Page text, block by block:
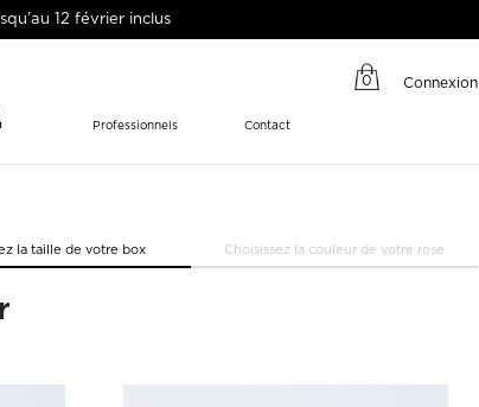
12 février inclus
Connexion
0
Professionnels Contact
la taille de votre box Choisissez la couleur de votre rose